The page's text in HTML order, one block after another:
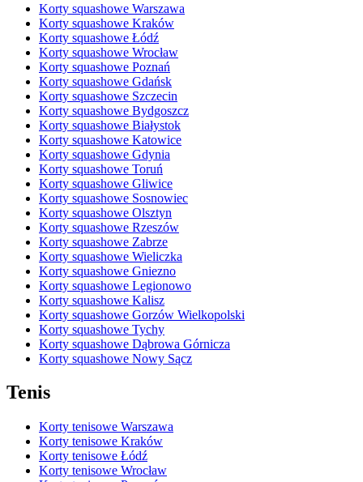
Korty squashowe Warszawa
Korty squashowe Kraków
Korty squashowe Łódź
Korty squashowe Wrocław
Korty squashowe Poznań
Korty squashowe Gdańsk
Korty squashowe Szczecin
Korty squashowe Bydgoszcz
Korty squashowe Białystok
Korty squashowe Katowice
Korty squashowe Gdynia
Korty squashowe Toruń
Korty squashowe Gliwice
Korty squashowe Sosnowiec
Korty squashowe Olsztyn
Korty squashowe Rzeszów
Korty squashowe Zabrze
Korty squashowe Wieliczka
Korty squashowe Gniezno
Korty squashowe Legionowo
Korty squashowe Kalisz
Korty squashowe Gorzów Wielkopolski
Korty squashowe Tychy
Korty squashowe Dąbrowa Górnicza
Korty squashowe Nowy Sącz
Tenis
Korty tenisowe Warszawa
Korty tenisowe Kraków
Korty tenisowe Łódź
Korty tenisowe Wrocław